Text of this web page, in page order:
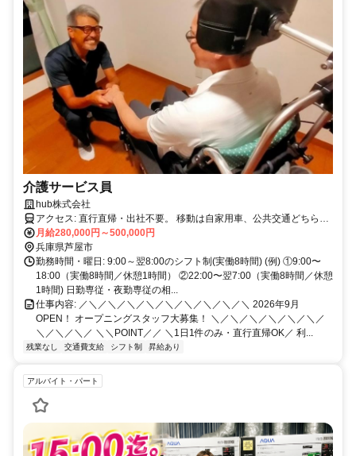
介護サービス員
hub株式会社
アクセス: 直行直帰・出社不要。 移動は自家用車、公共交通どちらで
も可。
月給280,000円～500,000円
兵庫県芦屋市
勤務時間・曜日: 9:00～翌8:00のシフト制(実働8時間) (例) ①9:00〜
18:00（実働8時間／休憩1時間） ②22:00〜翌7:00（実働8時間／休憩
1時間) 日勤専従・夜勤専従の相...
仕事内容: ／＼／＼／＼／＼／＼／＼／＼／＼／＼ 2026年9月
OPEN！ オープニングスタッフ大募集！ ＼／＼／＼／＼／＼／＼／
＼／＼／＼／ ＼＼POINT／／ ＼1日1件のみ・直行直帰OK／ 利...
残業なし 交通費支給 シフト制 昇給あり
アルバイト・パート